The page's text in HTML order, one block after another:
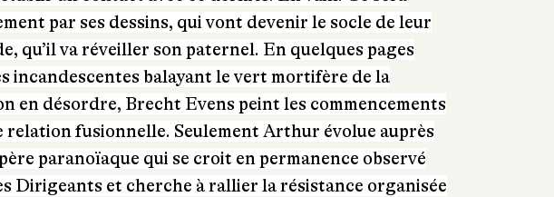
par ses dessins, qui vont devenir le socle de leur
qu’il va réveiller son paternel. En quelques pages
incandescentes balayant le vert mortifère de la
en désordre, Brecht Evens peint les commencements
relation fusionnelle. Seulement Arthur évolue auprès
paranoïaque qui se croit en permanence observé
Dirigeants et cherche à rallier la résistance organisée